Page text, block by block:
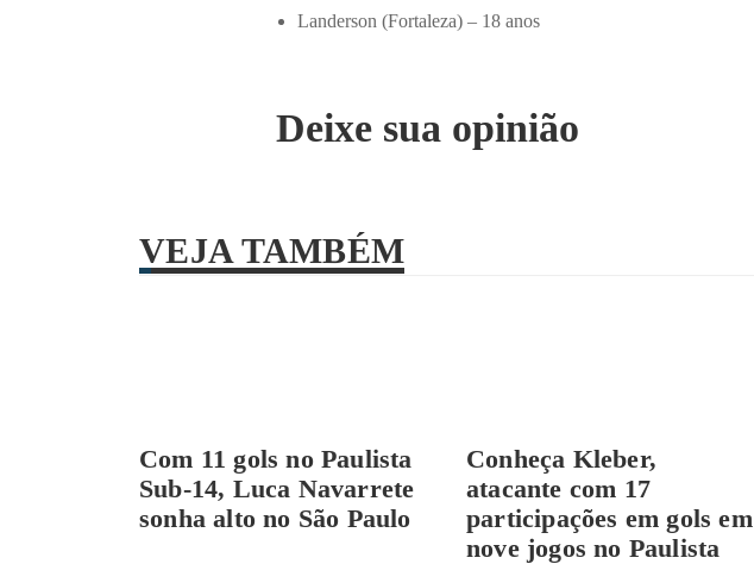
Landerson (Fortaleza) – 18 anos
Deixe sua opinião
VEJA TAMBÉM
Com 11 gols no Paulista
Sub-14, Luca Navarrete
sonha alto no São Paulo
Conheça Kleber,
atacante com 17
participações em gols em
nove jogos no Paulista